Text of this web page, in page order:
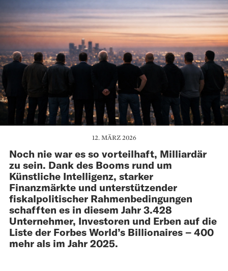
12. MÄRZ 2026
Noch nie war es so vorteilhaft, Milliardär
zu sein. Dank des Booms rund um
Künstliche Intelligenz, starker
Finanzmärkte und unterstützender
fiskalpolitischer Rahmenbedingungen
schafften es in diesem Jahr 3.428
Unternehmer, Investoren und Erben auf die
Liste der Forbes World’s Billionaires – 400
mehr als im Jahr 2025.